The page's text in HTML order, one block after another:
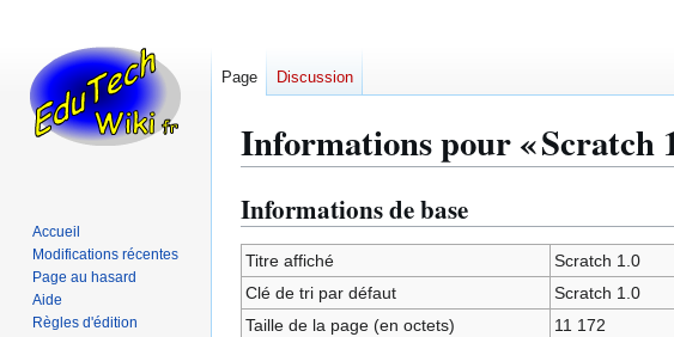
Informations pour « Scratch
Aller
à
la
navigation
Aller
à
la
recherche
Informations de base
Titre affiché
Scratch 1.0
Clé de tri par défaut
Scratch 1.0
Taille de la page (en octets)
11 172
Page Discussion
Accueil
Modifications récentes
Page au hasard
Aide
Règles d'édition